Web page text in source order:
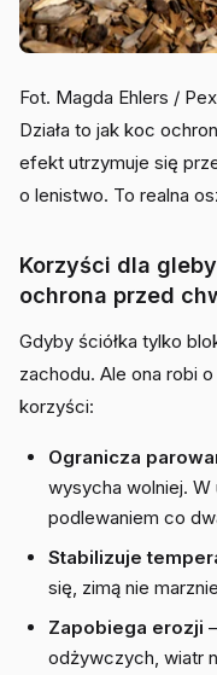
Fot. Magda Ehlers /
Działa to jak koc
efekt utrzymuje się
o lenistwo. To realna
Korzyści dla
ochrona przed
Gdyby ściółka tylko
zachodu. Ale ona robi
korzyści:
Ogranicza
wysycha wolniej.
podlewaniem co
Stabilizuje
się, zimą nie
Zapobiega erozji
odżywczych, wiatr